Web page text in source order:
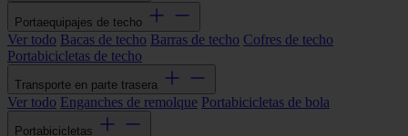
Portaequipajes de techo
Ver todo Bacas de techo Barras de techo Cofres de techo
Portabicicletas de techo
Transporte en parte trasera
Ver todo Enganches de remolque Portabicicletas de bola
Portabicicletas